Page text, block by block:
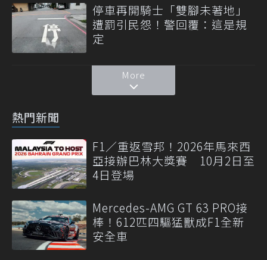
停車再開騎士「雙腳未著地」
遭罰引民怨！警回覆：這是規
定
More
熱門新聞
F1／重返雪邦！2026年馬來西
亞接辦巴林大獎賽 10月2日至
4日登場
Mercedes-AMG GT 63 PRO接
棒！612匹四驅猛獸成F1全新
安全車